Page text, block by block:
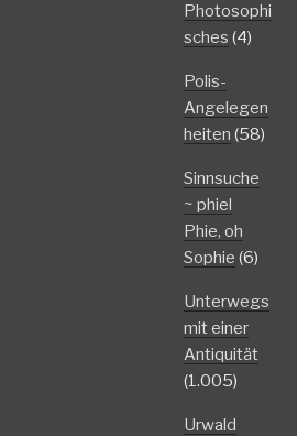
Photosophi
sches (4)
Polis-
Angelegen
heiten (58)
Sinnsuche
~ phiel
Phie, oh
Sophie (6)
Unterwegs
mit einer
Antiquität
(1.005)
Urwald